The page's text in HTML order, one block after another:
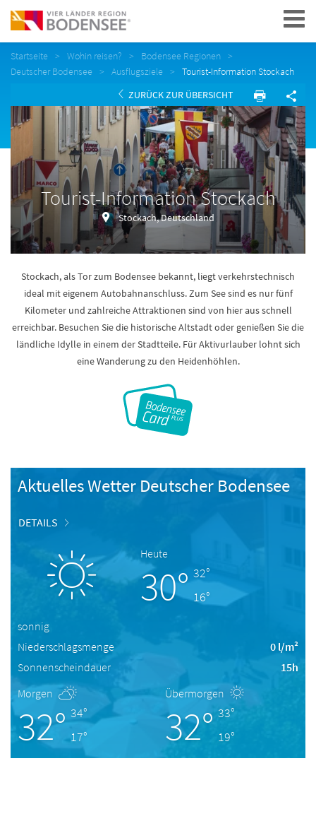
Navigation
Startseite Wohin reisen?
Bodensee Regionen
Deutscher Bodensee
Ausflugsziele
Tourist-Information Stockach
ZURÜCK ZUR ÜBERSICHT
Tourist-Information Stockach
Stockach, Deutschland
Stockach, als Tor zum Bodensee bekannt, liegt verkehrstechnisch
ideal mit eigenem Autobahnanschluss. Zum See sind es nur fünf
Kilometer und zahlreiche Attraktionen sind von hier aus schnell
erreichbar. Besuchen Sie die historische Altstadt oder genießen Sie die
ländliche Idylle in einem der Stadtteile. Für Aktivurlauber lohnt sich
eine Wanderung zu den Heidenhöhlen.
Aktuelles Wetter Deutscher Bodensee
DETAILS
Heute
30° 32°
16°
sonnig
Niederschlagsmenge
0 l/m²
Sonnenscheindauer
15h
Morgen
32° 34°
17°
Übermorgen
32° 33°
19°